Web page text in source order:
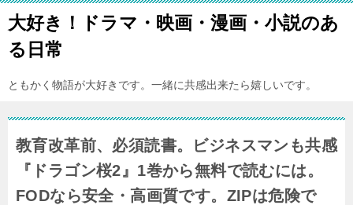
大好き！ドラマ・映画・漫画・小説のあ
る日常
ともかく物語が大好きです。一緒に共感出来たら嬉しいです。
教育改革前、必須読書。ビジネスマンも共感
『ドラゴン桜2』1巻から無料で読むには。
FODなら安全・高画質です。ZIPは危険で